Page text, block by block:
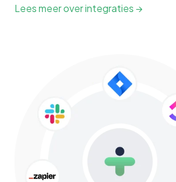
Lees meer over integraties →